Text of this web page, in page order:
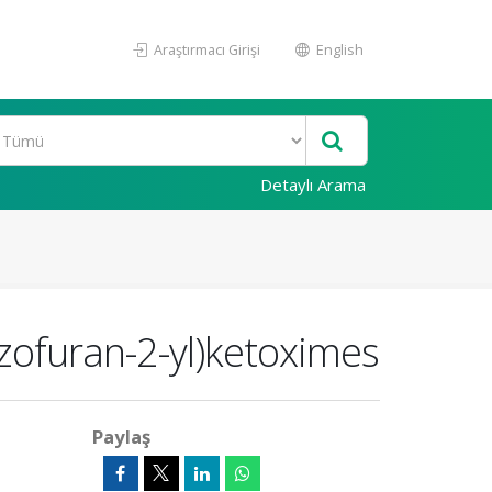
Araştırmacı Girişi English
Detaylı Arama
2-yl)ketoximes
Paylaş